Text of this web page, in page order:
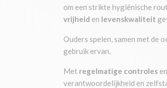
om een strikte hygiënische
vrijheid en levenskwaliteit
Ouders spelen, samen met de
gebruik ervan.
Met regelmatige controles
verantwoordelijkheid en